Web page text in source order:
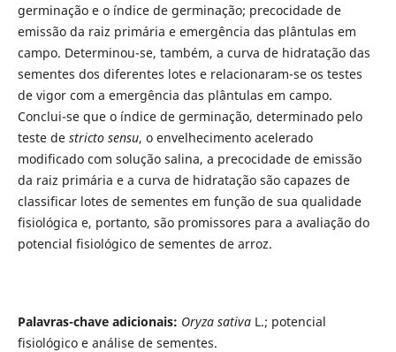
germinação e o índice de germinação; precocidade de
emissão da raiz primária e emergência das plântulas em
campo. Determinou-se, também, a curva de hidratação das
sementes dos diferentes lotes e relacionaram-se os testes
de vigor com a emergência das plântulas em campo.
Conclui-se que o índice de germinação, determinado pelo
teste de stricto sensu, o enve­lhecimento acelerado
modificado com solução salina, a precocidade de emissão
da raiz primária e a curva de hidratação são capazes de
classificar lotes de sementes em função de sua qualidade
fisio­lógica e, portanto, são promissores para a avaliação do
potencial fisiológico de sementes de arroz.
Palavras-chave adicionais: Oryza sativaL.; potencial
fisiológico e análise de sementes.